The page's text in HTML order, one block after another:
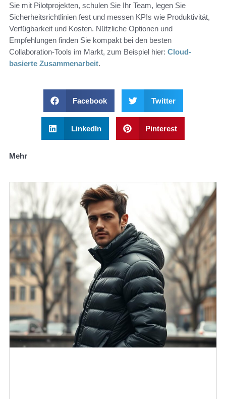
Sie mit Pilotprojekten, schulen Sie Ihr Team, legen Sie
Sicherheitsrichtlinien fest und messen KPIs wie Produktivität,
Verfügbarkeit und Kosten. Nützliche Optionen und
Empfehlungen finden Sie kompakt bei den besten
Collaboration-Tools im Markt, zum Beispiel hier: Cloud-
basierte Zusammenarbeit.
Facebook Twitter
LinkedIn Pinterest
Mehr